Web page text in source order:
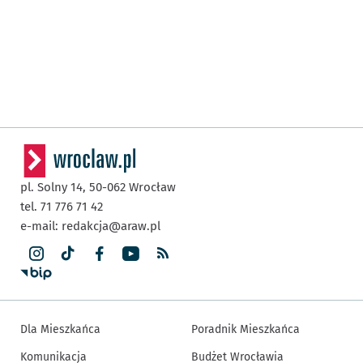
pl. Solny 14, 50-062 Wrocław
tel. 71 776 71 42
e-mail: redakcja@araw.pl
Dla Mieszkańca
Komunikacja
Poradnik Mieszkańca
Budżet Wrocławia